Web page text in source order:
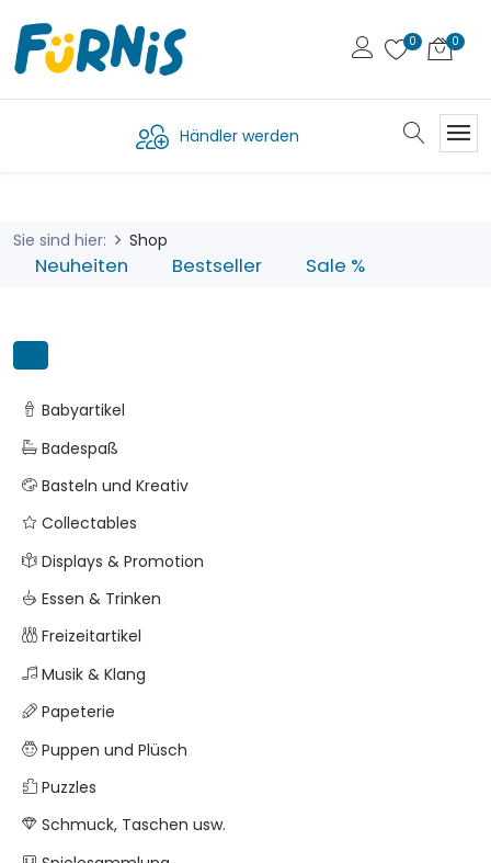
Händler werden
Sie sind hier: Shop
Neuheiten Bestseller Sale %
Babyartikel
Badespaß
Basteln und Kreativ
Collectables
Displays & Promotion
Essen & Trinken
Freizeitartikel
Musik & Klang
Papeterie
Puppen und Plüsch
Puzzles
Schmuck, Taschen usw.